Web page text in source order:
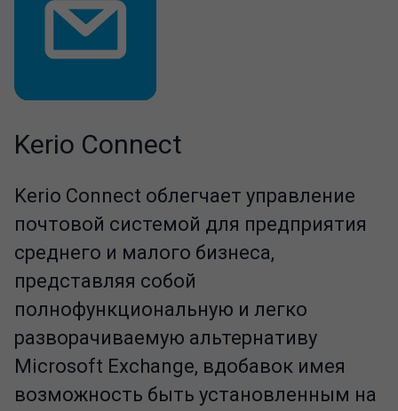
Kerio Connect
Kerio Connect облегчает управление
почтовой системой для предприятия
среднего и малого бизнеса,
представляя собой
полнофункциональную и легко
разворачиваемую альтернативу
Microsoft Exchange, вдобавок имея
возможность быть установленным на